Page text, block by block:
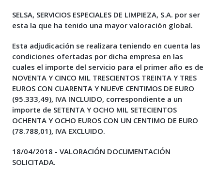
SELSA, SERVICIOS ESPECIALES DE LIMPIEZA, S.A. por ser
esta la que ha tenido una mayor valoración global.
Esta adjudicación se realizara teniendo en cuenta las
condiciones ofertadas por dicha empresa en las
cuales el importe del servicio para el primer año es de
NOVENTA Y CINCO MIL TRESCIENTOS TREINTA Y TRES
EUROS CON CUARENTA Y NUEVE CENTIMOS DE EURO
(95.333,49), IVA INCLUIDO, correspondiente a un
importe de SETENTA Y OCHO MIL SETECIENTOS
OCHENTA Y OCHO EUROS CON UN CENTIMO DE EURO
(78.788,01), IVA EXCLUIDO.
18/04/2018 - VALORACIÓN DOCUMENTACIÓN
SOLICITADA.